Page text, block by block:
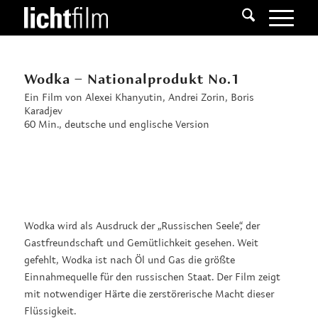
Wodka – Nationalprodukt No.1
Ein Film von Alexei Khanyutin, Andrei Zorin, Boris
Karadjev
60 Min., deutsche und englische Version
Wodka wird als Ausdruck der „Russischen Seele“, der
Gastfreundschaft und Gemütlichkeit gesehen. Weit
gefehlt, Wodka ist nach Öl und Gas die größte
Einnahmequelle für den russischen Staat. Der Film zeigt
mit notwendiger Härte die zerstörerische Macht dieser
Flüssigkeit.